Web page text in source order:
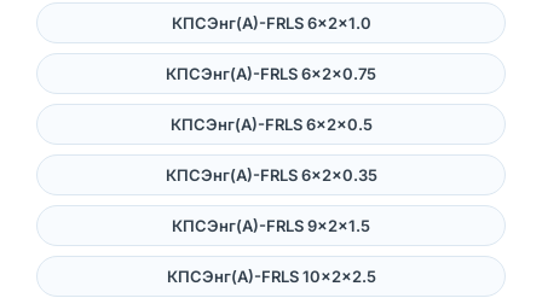
КПСЭнг(А)-FRLS 6×2×1.0
КПСЭнг(А)-FRLS 6×2×0.75
КПСЭнг(А)-FRLS 6×2×0.5
КПСЭнг(А)-FRLS 6×2×0.35
КПСЭнг(А)-FRLS 9×2×1.5
КПСЭнг(А)-FRLS 10×2×2.5